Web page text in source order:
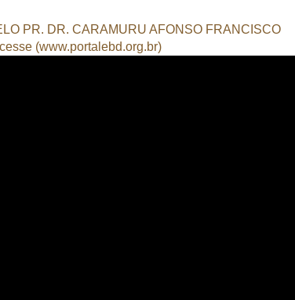
PR. DR. CARAMURU AFONSO FRANCISCO
(www.portalebd.org.br)